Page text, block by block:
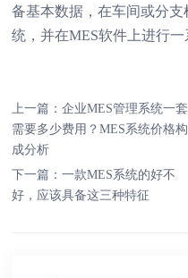
备基本数据，在车间或分
统，并在MES软件上进行一
上一篇：企业MES管理系统一套
需要多少费用？MES系统价格构
成分析
下一篇：一款MES系统的好不
好，应该具备这三种特征